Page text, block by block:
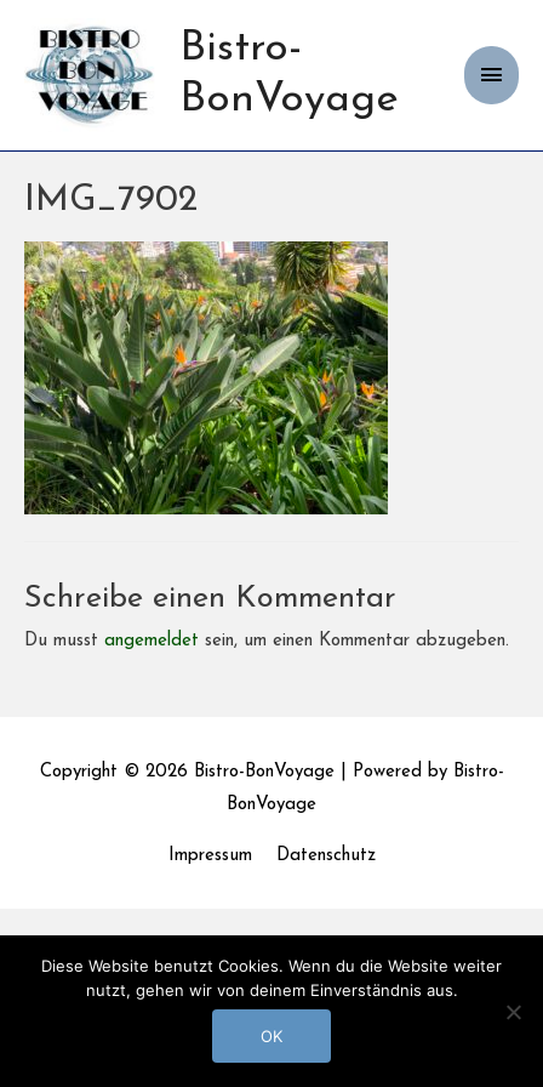
Bistro-
BonVoyage
IMG_7902
Schreibe einen Kommentar
Du musst angemeldet sein, um einen Kommentar abzugeben.
Copyright © 2026 Bistro-BonVoyage| Powered by Bistro-
BonVoyage
Impressum Datenschutz
Diese Website benutzt Cookies. Wenn du die Website weiter
nutzt, gehen wir von deinem Einverständnis aus.
OK